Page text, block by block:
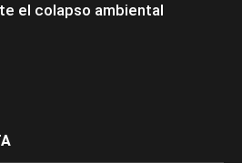
el colapso ambiental